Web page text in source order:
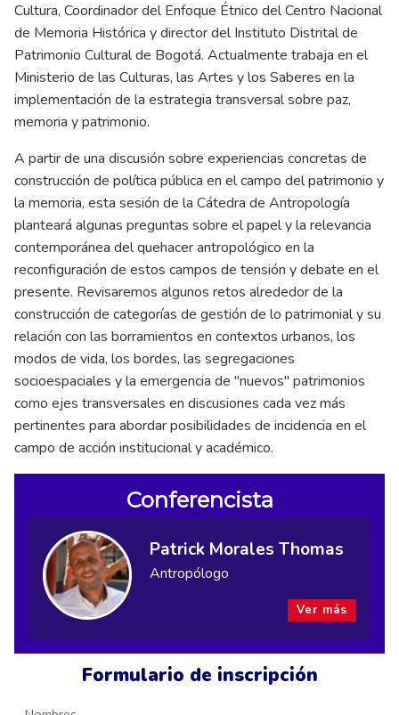
Formulario de inscripción
Cultura, Coordinador del Enfoque Étnico del Centro Nacional
de Memoria Histórica y director del Instituto Distrital de
Patrimonio Cultural de Bogotá. Actualmente trabaja en el
Ministerio de las Culturas, las Artes y los Saberes en la
implementación de la estrategia transversal sobre paz,
memoria y patrimonio.
A partir de una discusión sobre experiencias concretas de
construcción de política pública en el campo del patrimonio y
la memoria, esta sesión de la Cátedra de Antropología
planteará algunas preguntas sobre el papel y la relevancia
contemporánea del quehacer antropológico en la
reconfiguración de estos campos de tensión y debate en el
presente. Revisaremos algunos retos alrededor de la
construcción de categorías de gestión de lo patrimonial y su
relación con las borramientos en contextos urbanos, los
modos de vida, los bordes, las segregaciones
socioespaciales y la emergencia de "nuevos" patrimonios
como ejes transversales en discusiones cada vez más
pertinentes para abordar posibilidades de incidencia en el
campo de acción institucional y académico.
Conferencista
Patrick Morales Thomas
Antropólogo
Ver más